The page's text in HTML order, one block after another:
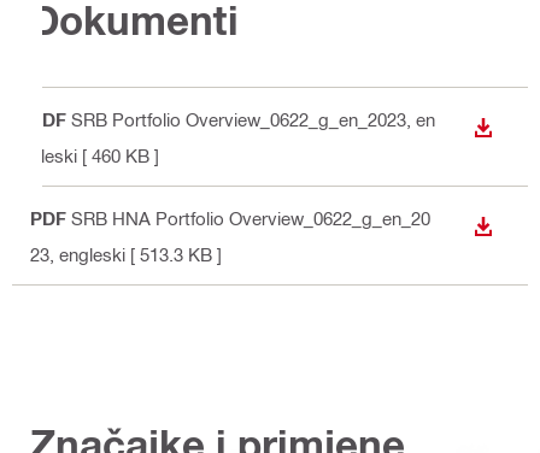
Dokumenti
PDF SRB Portfolio Overview_0622_g_en_2023 , en
gleski [ 460 KB ]
PDF SRB HNA Portfolio Overview_0622_g_en_20
23 , engleski [ 513.3 KB ]